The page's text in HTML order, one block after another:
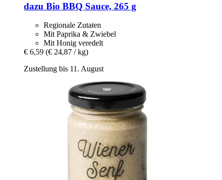
dazu Bio BBQ Sauce, 265 g
Regionale Zutaten
Mit Paprika & Zwiebel
Mit Honig veredelt
€ 6,59 (€ 24,87 / kg)
Zustellung bis 11. August